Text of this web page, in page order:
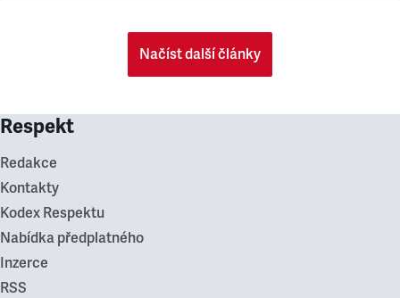
Načíst další články
Respekt
Redakce
Kontakty
Kodex Respektu
Nabídka předplatného
Inzerce
RSS